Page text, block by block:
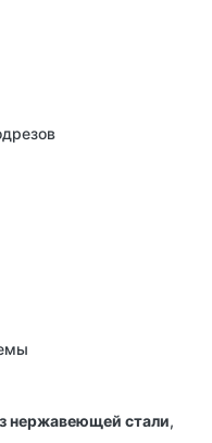
нержавеющей стали,